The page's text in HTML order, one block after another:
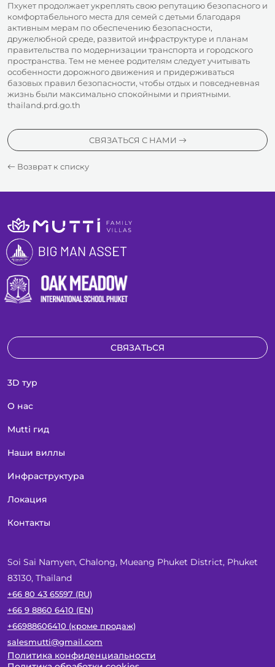
Пхукет продолжает укреплять свою репутацию безопасного и
комфортабельного места для семей с детьми благодаря
активным мерам по обеспечению безопасности,
дружелюбной среде, развитой инфраструктуре и планам
правительства по модернизации транспорта и городского
пространства. Тем не менее родителям следует учитывать
особенности дорожного движения и придерживаться
базовых правил безопасности, чтобы отдых и повседневная
жизнь были максимально спокойными и приятными.
thailand.prd.go.th
СВЯЗАТЬСЯ С НАМИ
Возврат к списку
СВЯЗАТЬСЯ
3D тур
О нас
Mutti гид
Наши виллы
Инфраструктура
Локация
Контакты
Soi Sai Namyen, Chalong, Mueang Phuket District, Phuket
83130, Thailand
+66 80 43 65597 (RU)
+66 9 8860 6410 (EN)
+66988606410 (кроме продаж)
salesmutti@gmail.com
Политика конфиденциальности